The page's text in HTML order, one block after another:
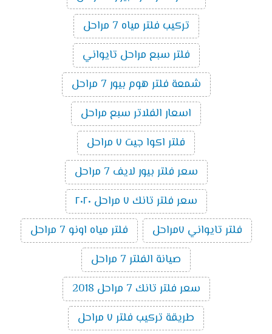
تركيب فلتر مياه 7 مراحل
فلتر سبع مراحل تايواني
شمعة فلتر هوم بيور 7 مراحل
اسعار الفلاتر سبع مراحل
فلتر اكوا جيت ٧ مراحل
سعر فلتر بيور لايف 7 مراحل
سعر فلتر تانك ٧ مراحل ٢٠٢٠
فلتر تايواني ٧مراحل
فلتر مياه اونو 7 مراحل
صيانة الفلتر 7 مراحل
سعر فلتر تانك 7 مراحل 2018
طريقة تركيب فلتر ٧ مراحل